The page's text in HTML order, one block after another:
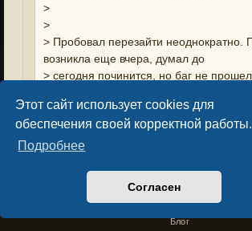
Этот сайт использует cookies для
обеспечения своей корректной работы.
Подробнее
Согласен
Privacy PolicyLicense Agreement
Copyright © Sacralium Games 2023-
Блог